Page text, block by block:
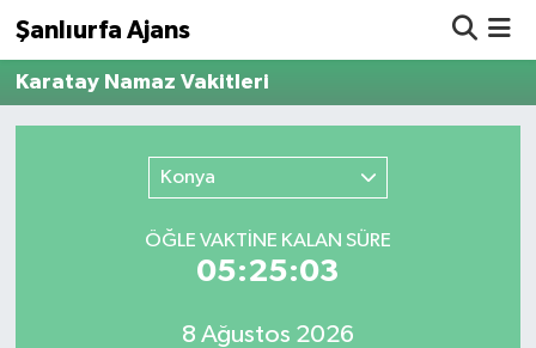
Şanlıurfa Ajans
Karatay Namaz Vakitleri
Konya
ÖĞLE VAKTİNE KALAN SÜRE
05:25:03
8 Ağustos 2026
Nöbetçi Eczaneler
Trafik Durumu
Süper Lig Puan Durumu ve Fikstür